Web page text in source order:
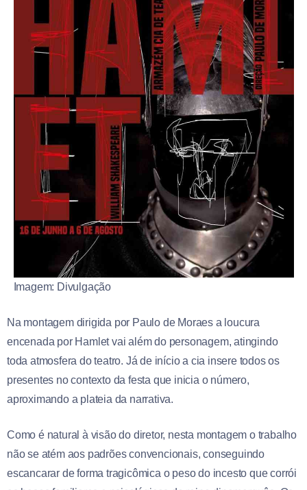
Imagem: Divulgação
Na montagem dirigida por Paulo de Moraes a loucura
encenada por Hamlet vai além do personagem, atingindo
toda atmosfera do teatro. Já de início a cia insere todos os
presentes no contexto da festa que inicia o número,
aproximando a plateia da narrativa.
Como é natural à visão do diretor, nesta montagem o trabalho
não se atém aos padrões convencionais, conseguindo
escancarar de forma tragicômica o peso do incesto que corrói